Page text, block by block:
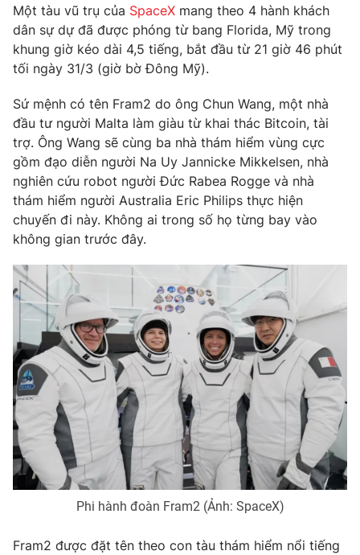
Câu chuyện quốc tế
Tài chính
Thị trường
Góc doanh nghiệp
Dữ liệu và đời sống
Truyền hình
Phim VTV
Hậu trường
Nhân vật
Khán giả
Giải sao mai
Giải trí
Điện ảnh
Âm nhạc
Sao
Đời sống
Du lịch
Làm đẹp
Chất lượng cuộc sống
Giáo dục
Tuyển sinh
Học trực tuyến
Hitech Công nghệ tương lai
Sản phẩm
Thị trường
Tư vấn
Giao lưu trực tuyến
Lịch phát sóng
Chuyên mục khác
Emagazine Podcast
Photo Infographic
Shorts video
Một tàu vũ trụ của SpaceX mang theo 4 hành khách
dân sự dự đã được phóng từ bang Florida, Mỹ trong
khung giờ kéo dài 4,5 tiếng, bắt đầu từ 21 giờ 46 phút
tối ngày 31/3 (giờ bờ Đông Mỹ).
Sứ mệnh có tên Fram2 do ông Chun Wang, một nhà
đầu tư người Malta làm giàu từ khai thác Bitcoin, tài
trợ. Ông Wang sẽ cùng ba nhà thám hiểm vùng cực
gồm đạo diễn người Na Uy Jannicke Mikkelsen, nhà
nghiên cứu robot người Đức Rabea Rogge và nhà
thám hiểm người Australia Eric Philips thực hiện
chuyến đi này. Không ai trong số họ từng bay vào
không gian trước đây.
Phi hành đoàn Fram2 (Ảnh: SpaceX)
Fram2 được đặt tên theo con tàu thám hiểm nổi tiếng